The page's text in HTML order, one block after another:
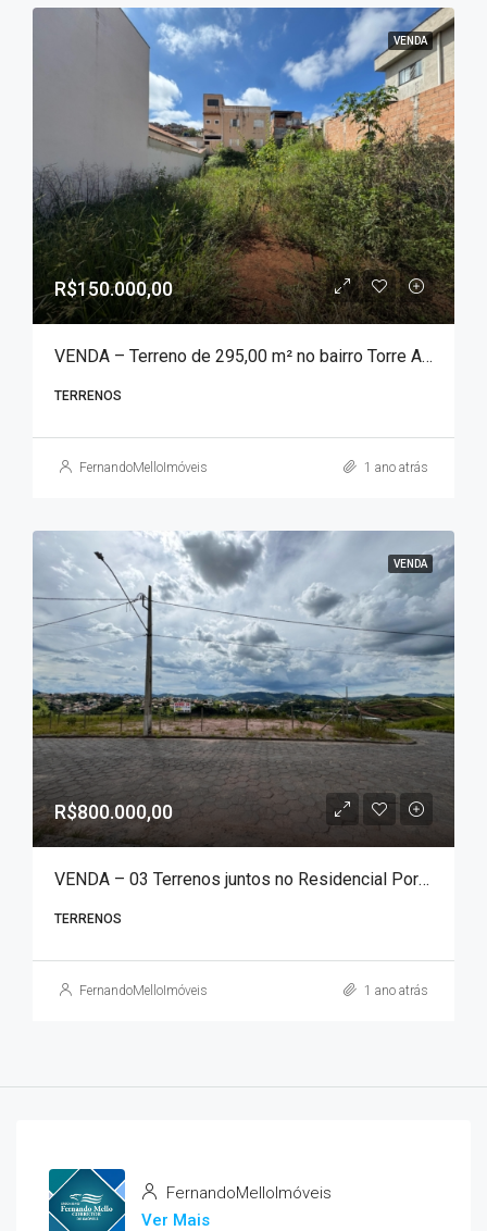
VENDA
R$150.000,00
VENDA – Terreno de 295,00 m² no bairro Torre Alta!!!
TERRENOS
FernandoMelloImóveis 1 ano atrás
VENDA
R$800.000,00
VENDA – 03 Terrenos juntos no Residencial Portal das Águas com área total de 1.051 m²!!!
TERRENOS
FernandoMelloImóveis 1 ano atrás
FernandoMelloImóveis
Ver Mais